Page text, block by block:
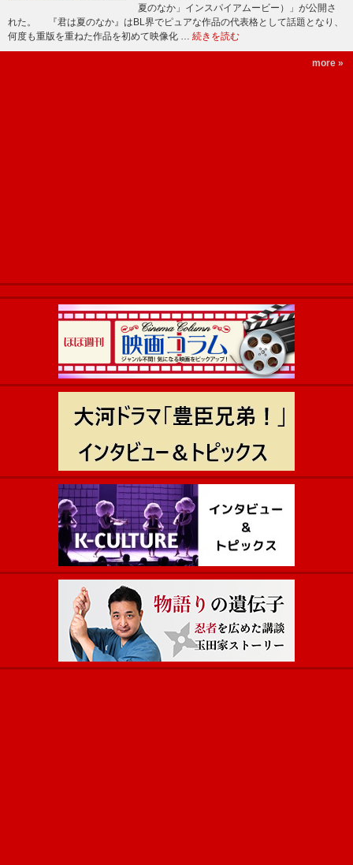
夏のなか」インスパイアムービー）」が公開さ
れた。 『君は夏のなか』はBL界でピュアな作品の代表格として話題となり、
何度も重版を重ねた作品を初めて映像化 … 続きを読む
more »